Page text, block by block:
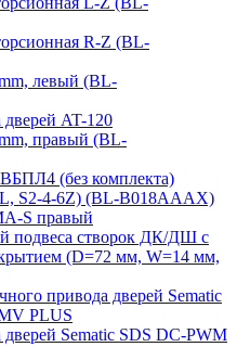
R-Z (BL-
левый (BL-
AT-120
правый (BL-
(без комплекта)
S2-4-6Z) (BL-B018AAAX)
S правый
подвеса створок ДК/ДШ с
(D=72 мм, W=14 мм,
привода дверей Sematiс
PLUS
Sematic SDS DC-PWM